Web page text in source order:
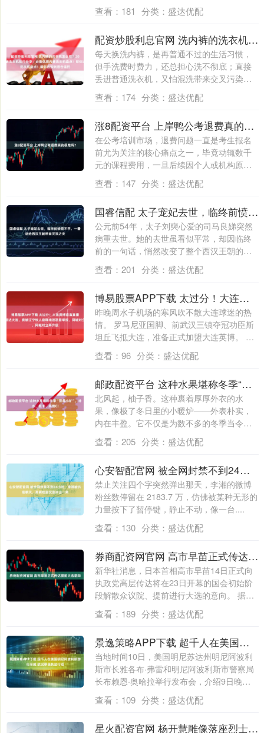
查看： 181 分类： 盛达优配
配资炒股利息官网 洗内裤的洗衣机怎么样？2026十大顶级内裤洗衣机排行分享！必备优质内裤洗衣机盘点！帮你选购到最合适的
每天换洗内裤，是再普通不过的生活习惯，
但手洗费时费力，还总担心洗不彻底；直接
丢进普通洗衣机，又怕混洗带来交叉污染，
甚至让....
查看： 174 分类： 盛达优配
涨8配资平台 上岸鸭公考退费真的很难吗？
在公考培训市场，退费问题一直是考生报名
前尤为关注的核心痛点之一，毕竟动辄数千
元的课程费用，一旦后续因个人或机构原因
需要退....
查看： 147 分类： 盛达优配
国睿信配 太子宠妃去世，临终前愤恨不平，一番话给西汉王朝带来灭顶之灾
公元前54年，太子刘奭心爱的司马良娣突然
病重去世。她的去世虽看似平常，却因临终
前的一句话，悄然改变了整个西汉王朝的命
运。....
查看： 201 分类： 盛达优配
博易股票APP下载 太过分！大连英博官宣直播斯坦丘抵达大连，竟被辽宁铁人官群球迷恶意举报，同城对立再升级
昨晚周水子机场的寒风吹不散大连球迷的热
情。 罗马尼亚国脚、前武汉三镇夺冠功臣斯
坦丘飞抵大连，准备正式加盟大连英博。 俱
乐....
查看： 96 分类： 盛达优配
邮政配资平台 这种水果堪称冬季“营养小矿”，补水、低卡、高维C！
北风起，柚子香。这种裹着厚厚外衣的水
果，像极了冬日里的小暖炉——外表朴实，
内在丰盈。它不仅是为数不多的冬季当令鲜
果，更是....
查看： 205 分类： 盛达优配
心安智配官网 被全网封禁不到24小时，李湘被扒底朝天，高调炫富仅是冰山一角
禁止关注四个字突然弹出那天，李湘的微博
粉丝数停留在 2183.7 万，仿佛被某种无形的
力量按下了暂停键，静止不动，像一台....
查看： 130 分类： 盛达优配
券商配资网官网 高市早苗正式传达提前大选意向
新华社消息，日本首相高市早苗14日正式向
执政党高层传达将在23日开幕的国会初始阶
段解散众议院、提前进行大选的意向。 据
新....
查看： 189 分类： 盛达优配
景逸策略APP下载 超千人在美国明尼阿波利斯游行示威 抗议移民执法行动
当地时间10日，美国明尼苏达州明尼阿波利
斯市长雅各布·弗雷和明尼阿波利斯市警察局
长布赖恩·奥哈拉举行发布会，介绍9日晚
发....
查看： 109 分类： 盛达优配
星火配资官网 杨开慧雕像落座烈士陵园，毛岸青：百年之后，我要来陪妈妈